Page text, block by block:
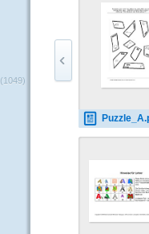
(1049)
auf dickeres Papier
Schülern können 3,
gegeben werden.
diesen Buchstaben